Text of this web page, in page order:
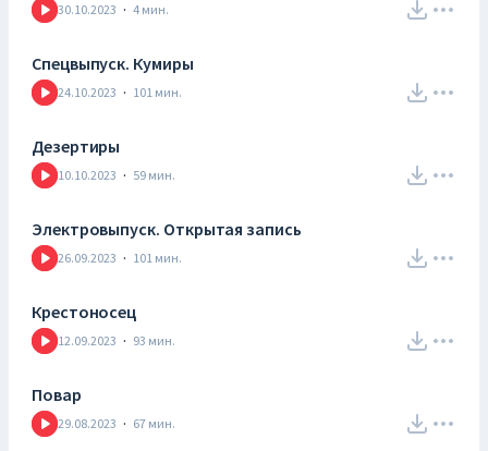
30.10.2023 · 4 мин.
Спецвыпуск. Кумиры
24.10.2023 · 101 мин.
Дезертиры
10.10.2023 · 59 мин.
Электровыпуск. Открытая запись
26.09.2023 · 101 мин.
Крестоносец
12.09.2023 · 93 мин.
Повар
29.08.2023 · 67 мин.